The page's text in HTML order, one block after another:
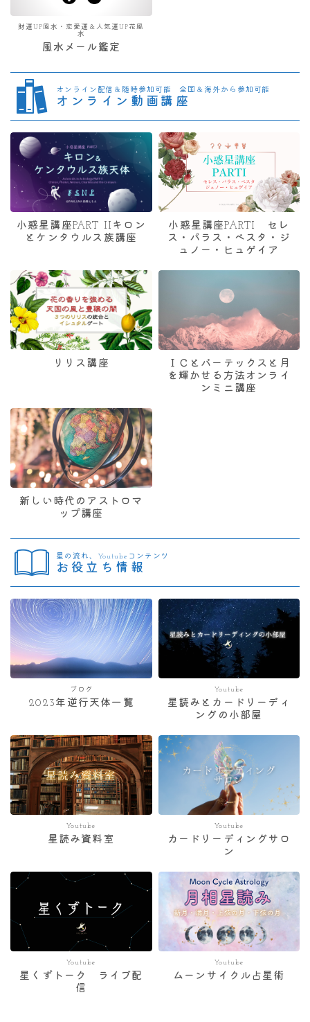
財運UP風水・恋愛運＆人気運UP花風
水
風水メール鑑定
オンライン配信＆随時参加可能 全国＆海外から参加可能
オンライン動画講座
小惑星講座PART IIキロン
とケンタウルス族講座
小惑星講座PARTI セレ
ス・パラス・ベスタ・ジ
ュノー・ヒュゲイア
リリス講座
ＩＣとバーテックスと月
を輝かせる方法オンライ
ンミニ講座
新しい時代のアストロマ
ップ講座
星の流れ、Youtubeコンテンツ
お役立ち情報
ブログ
2023年逆行天体一覧
Youtube
星読みとカードリーディ
ングの小部屋
Youtube
星読み資料室
Youtube
カードリーディングサロ
ン
Youtube
星くずトーク ライブ配
信
Youtube
ムーンサイクル占星術